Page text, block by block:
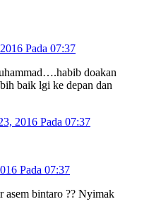
Pada 07:37
doakan
baik lgi ke depan dan
2016 Pada 07:37
Pada 07:37
asem bintaro ?? Nyimak